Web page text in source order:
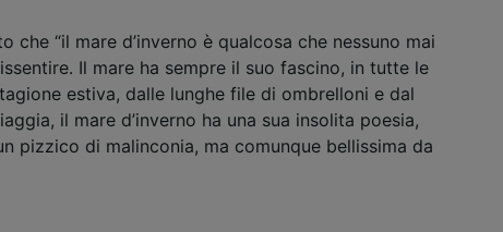
che “il mare d’inverno è qualcosa che nessuno mai
Il mare ha sempre il suo fascino, in tutte le
estiva, dalle lunghe file di ombrelloni e dal
il mare d’inverno ha una sua insolita poesia,
pizzico di malinconia, ma comunque bellissima da